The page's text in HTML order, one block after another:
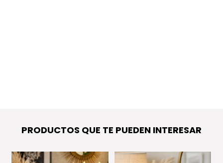
PRODUCTOS QUE TE PUEDEN INTERESAR